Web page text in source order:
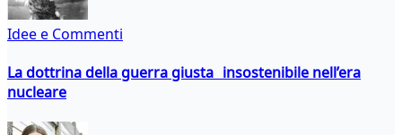
Idee e Commenti
La dottrina della guerra giusta insostenibile nell’era
nucleare